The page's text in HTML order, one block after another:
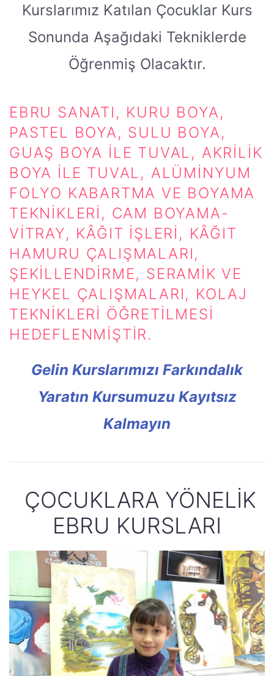
Kurslarımız Katılan Çocuklar Kurs
Sonunda Aşağıdaki Tekniklerde
Öğrenmiş Olacaktır.
EBRU SANATI, KURU BOYA,
PASTEL BOYA, SULU BOYA,
GUAŞ BOYA ILE TUVAL, AKRILIK
BOYA İLE TUVAL, ALÜMINYUM
FOLYO KABARTMA VE BOYAMA
TEKNIKLERI, CAM BOYAMA-
VITRAY, KÂĞIT İŞLERI, KÂĞIT
HAMURU ÇALIŞMALARI,
ŞEKILLENDIRME, SERAMIK VE
HEYKEL ÇALIŞMALARI, KOLAJ
TEKNIKLERI ÖĞRETILMESI
HEDEFLENMIŞTIR.
Gelin Kurslarımızı Farkındalık
Yaratın Kursumuzu Kayıtsız
Kalmayın
ÇOCUKLARA YÖNELİK
EBRU KURSLARI